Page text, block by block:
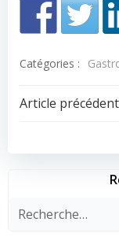
Catégories :
de
Article précédent